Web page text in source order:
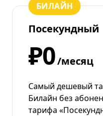
БИЛАЙН
Посекундный
₽0/месяц
Самый дешевый
Билайн без
тарифа